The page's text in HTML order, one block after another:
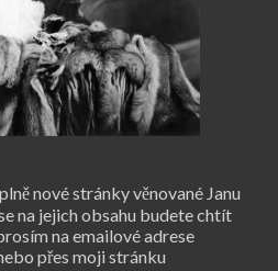
nové stránky věnované Janu
na jejich obsahu budete chtít
na emailové adrese
přes moji stránku